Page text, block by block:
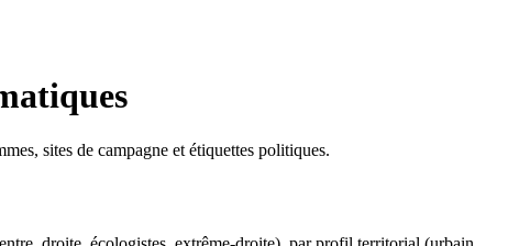
sites de campagne et étiquettes politiques.